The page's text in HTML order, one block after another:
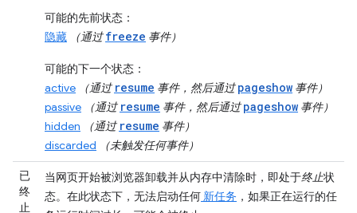
可能的先前状态 ：
隐藏
（通过freeze 事件）
可能的下一个状态 ：
active
（通过 resume 事件，然后通过pageshow 事件）
passive
（通过 resume 事件，然后通过pageshow 事件）
hidden
（通过 resume 事件）
discarded
（未触发任何事件）
已
终
止
当网页开始被浏览器卸载并从内存中清除时，即处于终止状
态。在此状态下，无法启动任何 新任务 ，如果正在运行的任